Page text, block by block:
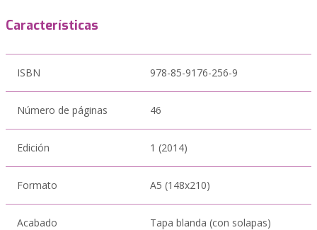
Características
ISBN 978-85-9176-256-9
Número de páginas 46
Edición 1 (2014)
Formato A5 (148x210)
Acabado Tapa blanda (con solapas)